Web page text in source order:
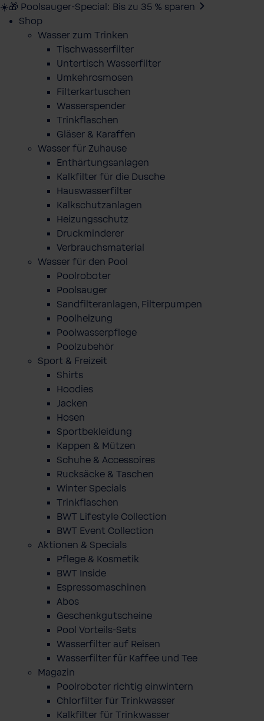
☀️🎁 Poolsauger-Special: Bis zu 35 % sparen
Shop
Wasser zum Trinken
Tischwasserfilter
Untertisch Wasserfilter
Umkehrosmosen
Filterkartuschen
Wasserspender
Trinkflaschen
Gläser & Karaffen
Wasser für Zuhause
Enthärtungsanlagen
Kalkfilter für die Dusche
Hauswasserfilter
Kalkschutzanlagen
Heizungsschutz
Druckminderer
Verbrauchsmaterial
Wasser für den Pool
Poolroboter
Poolsauger
Sandfilteranlagen, Filterpumpen
Poolheizung
Poolwasserpflege
Poolzubehör
Sport & Freizeit
Shirts
Hoodies
Jacken
Hosen
Sportbekleidung
Kappen & Mützen
Schuhe & Accessoires
Rucksäcke & Taschen
Winter Specials
Trinkflaschen
BWT Lifestyle Collection
BWT Event Collection
Aktionen & Specials
Pflege & Kosmetik
BWT Inside
Espressomaschinen
Abos
Geschenkgutscheine
Pool Vorteils-Sets
Wasserfilter auf Reisen
Wasserfilter für Kaffee und Tee
Magazin
Poolroboter richtig einwintern
Chlorfilter für Trinkwasser
Kalkfilter für Trinkwasser